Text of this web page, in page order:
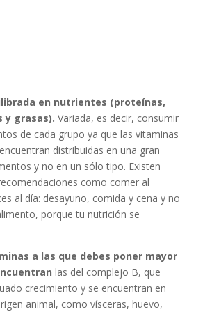
en nutrientes (proteínas,
y grasas). Variada, es decir, consumir
de cada grupo ya que las vitaminas
distribuidas en una gran
y no en un sólo tipo. Existen
como comer al
al día: desayuno, comida y cena y no
porque tu nutrición se
a las que debes poner mayor
las del complejo B, que
crecimiento y se encuentran en
animal, como vísceras, huevo,